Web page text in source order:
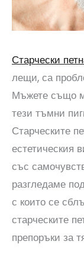
Старчески
лещи, са
Мъжете също
тези тъмни
Старческите
естетическия
със
разгледаме
с които се
старческите
препоръки за